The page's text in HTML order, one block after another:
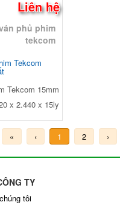
Liên hệ
phủ phim
tekcom
Tekcom
Tekcom 15mm
x 2.440 x 15ly
« ‹ 1 2 ›
TY
tôi